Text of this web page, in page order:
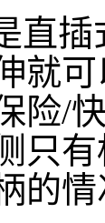
直
就
险/
只
的情